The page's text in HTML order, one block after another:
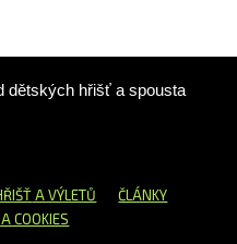
dětských hřišť a spousta
A VÝLETŮ
ČLÁNKY
COOKIES